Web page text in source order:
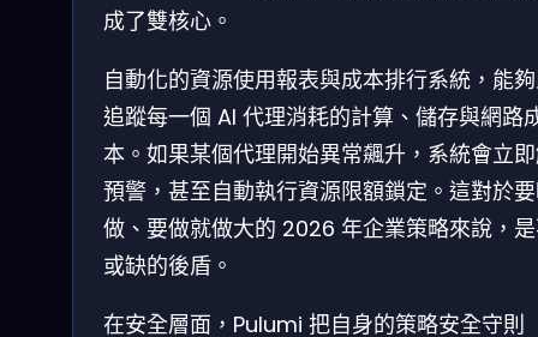
成了雙核心。
自動化的資源使用報表與成本排行系統，能
追蹤每一個 AI 代理消耗的計算、儲存與網路
本。如果某個代理開始異常飆升，系統會立
預警，甚至自動執行資源限額鎖定。這對於
做、要做就做大的 2026 年企業策略來說，
或缺的後盾。
在安全層面，Pulumi 把自身的策略安全守則